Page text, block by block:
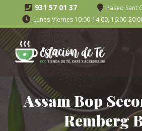
931 57 01 37
Paseo Sant
Lunes-Viernes 10:00-14:00, 16:00-
Assam Bop
Remberg